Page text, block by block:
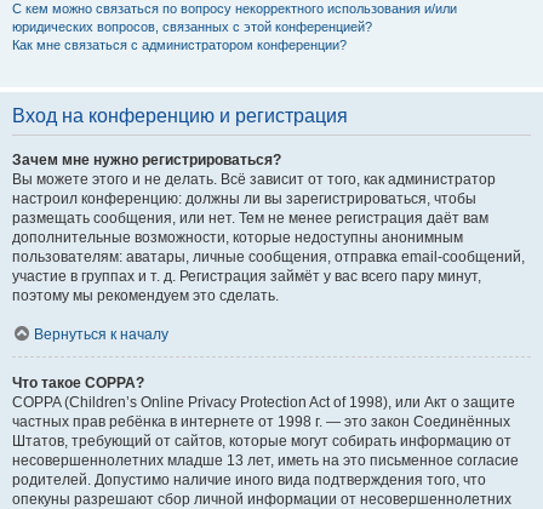
С кем можно связаться по вопросу некорректного использования и/или
юридических вопросов, связанных с этой конференцией?
Как мне связаться с администратором конференции?
Вход на конференцию и регистрация
Зачем мне нужно регистрироваться?
Вы можете этого и не делать. Всё зависит от того, как администратор
настроил конференцию: должны ли вы зарегистрироваться, чтобы
размещать сообщения, или нет. Тем не менее регистрация даёт вам
дополнительные возможности, которые недоступны анонимным
пользователям: аватары, личные сообщения, отправка email-сообщений,
участие в группах и т. д. Регистрация займёт у вас всего пару минут,
поэтому мы рекомендуем это сделать.
Вернуться к началу
Что такое COPPA?
COPPA (Children’s Online Privacy Protection Act of 1998), или Акт о защите
частных прав ребёнка в интернете от 1998 г. — это закон Соединённых
Штатов, требующий от сайтов, которые могут собирать информацию от
несовершеннолетних младше 13 лет, иметь на это письменное согласие
родителей. Допустимо наличие иного вида подтверждения того, что
опекуны разрешают сбор личной информации от несовершеннолетних